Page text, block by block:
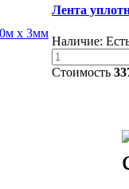
Лента
Наличие:
Стоимость